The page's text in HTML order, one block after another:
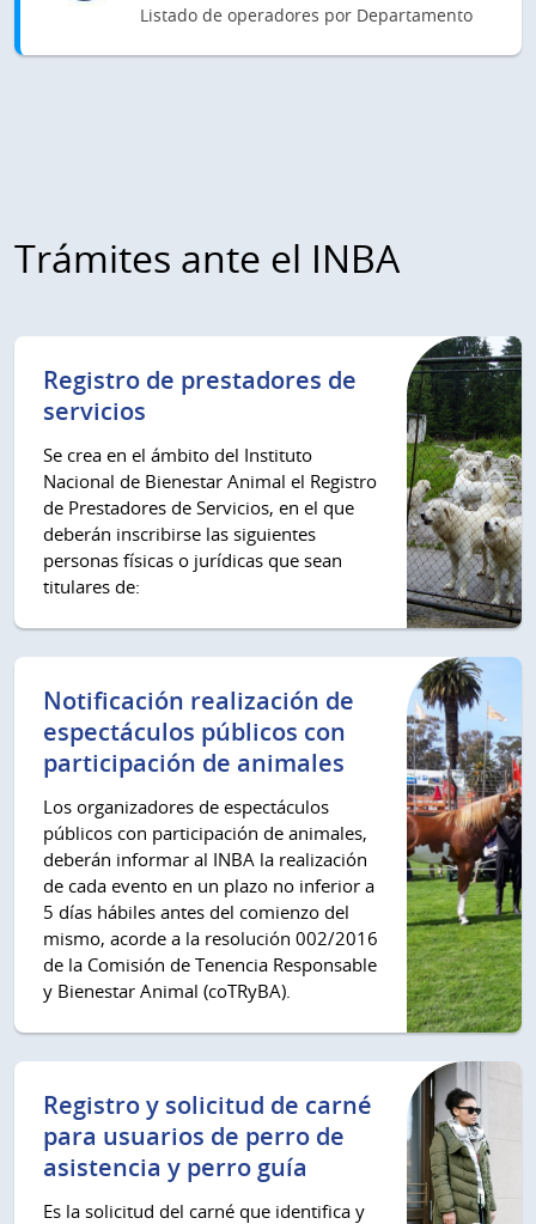
Listado de operadores por Departamento
Trámites ante el INBA
Registro de prestadores de
servicios
Se crea en el ámbito del Instituto
Nacional de Bienestar Animal el Registro
de Prestadores de Servicios, en el que
deberán inscribirse las siguientes
personas físicas o jurídicas que sean
titulares de:
Notificación realización de
espectáculos públicos con
participación de animales
Los organizadores de espectáculos
públicos con participación de animales,
deberán informar al INBA la realización
de cada evento en un plazo no inferior a
5 días hábiles antes del comienzo del
mismo, acorde a la resolución 002/2016
de la Comisión de Tenencia Responsable
y Bienestar Animal (coTRyBA).
Registro y solicitud de carné
para usuarios de perro de
asistencia y perro guía
Es la solicitud del carné que identifica y